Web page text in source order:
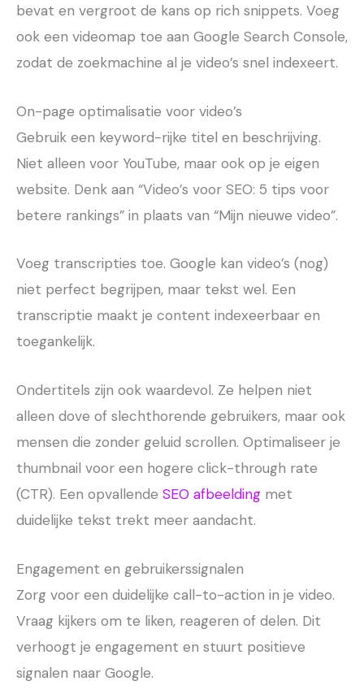
bevat en vergroot de kans op rich snippets. Voeg
ook een videomap toe aan Google Search Console,
zodat de zoekmachine al je video’s snel indexeert.
On-page optimalisatie voor video’s
Gebruik een keyword-rijke titel en beschrijving.
Niet alleen voor YouTube, maar ook op je eigen
website. Denk aan “Video’s voor SEO: 5 tips voor
betere rankings” in plaats van “Mijn nieuwe video”.
Voeg transcripties toe. Google kan video’s (nog)
niet perfect begrijpen, maar tekst wel. Een
transcriptie maakt je content indexeerbaar en
toegankelijk.
Ondertitels zijn ook waardevol. Ze helpen niet
alleen dove of slechthorende gebruikers, maar ook
mensen die zonder geluid scrollen. Optimaliseer je
thumbnail voor een hogere click-through rate
(CTR). Een opvallende SEO afbeelding met
duidelijke tekst trekt meer aandacht.
Engagement en gebruikerssignalen
Zorg voor een duidelijke call-to-action in je video.
Vraag kijkers om te liken, reageren of delen. Dit
verhoogt je engagement en stuurt positieve
signalen naar Google.